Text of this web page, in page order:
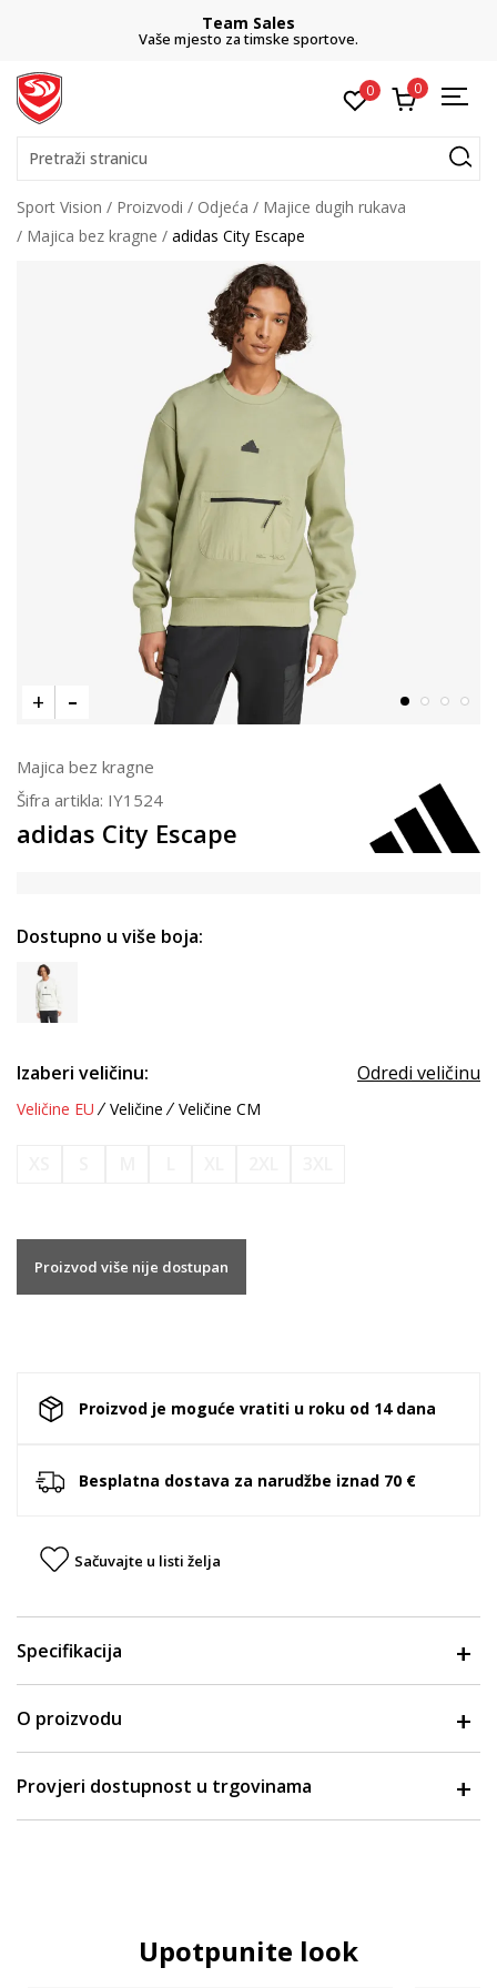
Team Sales
Vaše mjesto za timske sportove.
0 0
Pretraži stranicu
Sport Vision Proizvodi Odjeća
Majice dugih rukava
Majica bez kragne
adidas City Escape
Majica bez kragne
Šifra artikla: IY1524
adidas City Escape
Dostupno u više boja:
Izaberi veličinu: Odredi veličinu
Veličine EU Veličine Veličine CM
Proizvod više nije dostupan
Proizvod je moguće vratiti u roku od 14 dana
Besplatna dostava za narudžbe iznad 70 €
Sačuvajte u listi želja
Specifikacija
O proizvodu
Provjeri dostupnost u trgovinama
Upotpunite look